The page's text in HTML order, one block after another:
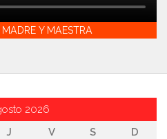
Y MAESTRA
2026
J V S
D